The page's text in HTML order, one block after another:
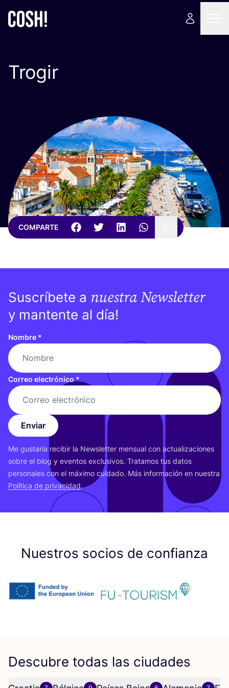
Trogir
COMPARTE
Suscríbete a nuestra Newsletter
y mantente al día!
Nombre *
Correo electrónico *
Enviar
Me gus­ta­ría reci­bir la News­let­ter men­sual con actua­li­za­cio­nes
sobre el blog y even­tos exclu­si­vos. Tra­ta­mos tus datos
per­so­na­les con el máxi­mo cui­da­do. Más infor­ma­ción en nues­tra
Polí­ti­ca de pri­va­ci­dad.
Nuestros socios de confianza
Descubre todas las ciudades